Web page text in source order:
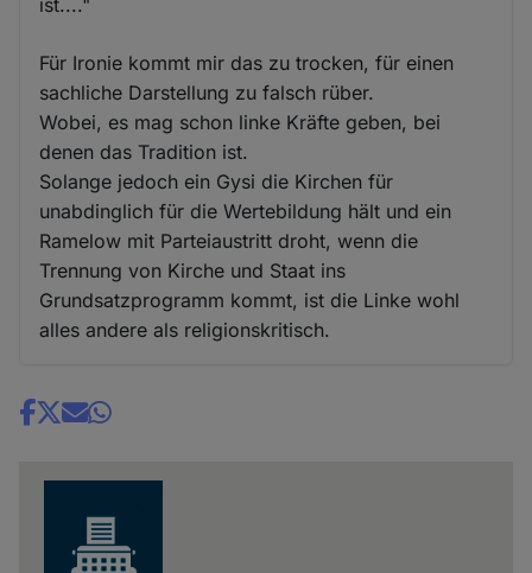
ist...."
Für Ironie kommt mir das zu trocken, für einen
sachliche Darstellung zu falsch rüber.
Wobei, es mag schon linke Kräfte geben, bei
denen das Tradition ist.
Solange jedoch ein Gysi die Kirchen für
unabdinglich für die Wertebildung hält und ein
Ramelow mit Parteiaustritt droht, wenn die
Trennung von Kirche und Staat ins
Grundsatzprogramm kommt, ist die Linke wohl
alles andere als religionskritisch.
Share